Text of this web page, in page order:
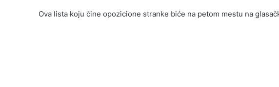
Ova lista koju čine opozicione stranke biće na petom mestu na